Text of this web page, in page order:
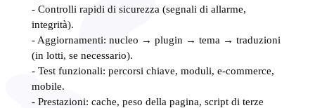
- Controlli rapidi di sicurezza (segnali di allarme,
integrità).
- Aggiornamenti: nucleo → plugin → tema → traduzioni
(in lotti, se necessario).
- Test funzionali: percorsi chiave, moduli, e-commerce,
mobile.
- Prestazioni: cache, peso della pagina, script di terze